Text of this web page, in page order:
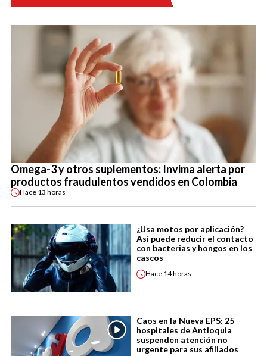
Omega-3 y otros suplementos: Invima alerta por
productos fraudulentos vendidos en Colombia
Hace 13 horas
¿Usa motos por aplicación?
Así puede reducir el contacto
con bacterias y hongos en los
cascos
Hace 14 horas
Caos en la Nueva EPS: 25
hospitales de Antioquia
suspenden atención no
urgente para sus afiliados